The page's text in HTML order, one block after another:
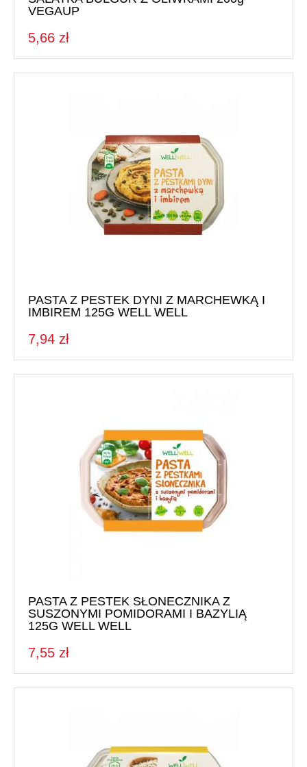
VEGAUP
5,66 zł
PASTA Z PESTEK DYNI Z MARCHEWKĄ I
IMBIREM 125G WELL WELL
7,94 zł
PASTA Z PESTEK SŁONECZNIKA Z
SUSZONYMI POMIDORAMI I BAZYLIĄ
125G WELL WELL
7,55 zł